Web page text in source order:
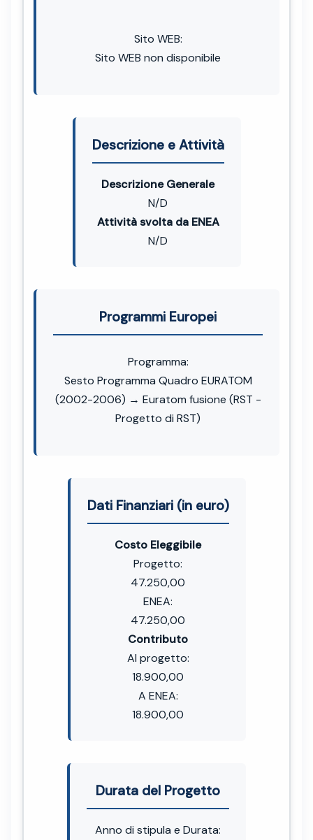
Sito WEB:
Sito WEB non disponibile
Descrizione e Attività
Descrizione Generale
N/D
Attività svolta da ENEA
N/D
Programmi Europei
Programma:
Sesto Programma Quadro EURATOM
(2002-2006) → Euratom fusione (RST -
Progetto di RST)
Dati Finanziari (in euro)
Costo Eleggibile
Progetto:
47.250,00
ENEA:
47.250,00
Contributo
Al progetto:
18.900,00
A ENEA:
18.900,00
Durata del Progetto
Anno di stipula e Durata: